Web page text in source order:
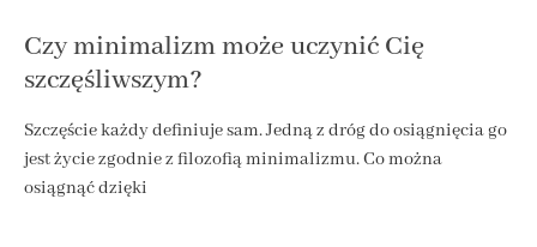
Czy minimalizm może uczynić Cię
szczęśliwszym?
Szczęście każdy definiuje sam. Jedną z dróg do osiągnięcia go
jest życie zgodnie z filozofią minimalizmu. Co można
osiągnąć dzięki